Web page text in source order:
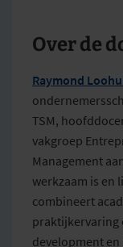
Over de
Raymond
TSM,
vakgroep
Management
werkzaam is en
combineert
praktijkervaring
development